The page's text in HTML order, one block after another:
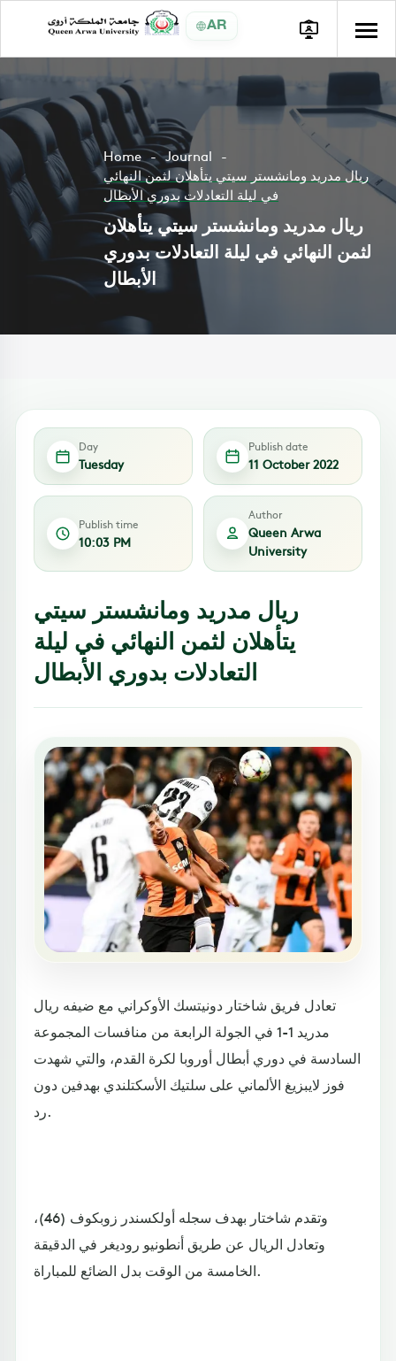
AR
Home
Journal
ريال مدريد ومانشستر سيتي يتأهلان لثمن النهائي
في ليلة التعادلات بدوري الأبطال
ريال مدريد ومانشستر سيتي يتأهلان
لثمن النهائي في ليلة التعادلات بدوري
الأبطال
Day
Tuesday
Publish date
11 October 2022
Publish time
10:03 PM
Author
Queen Arwa
University
ريال مدريد ومانشستر سيتي
يتأهلان لثمن النهائي في ليلة
التعادلات بدوري الأبطال
تعادل فريق شاختار دونيتسك الأوكراني مع ضيفه ريال
مدريد 1-1 في الجولة الرابعة من منافسات المجموعة
السادسة في دوري أبطال أوروبا لكرة القدم، والتي شهدت
فوز لايبزيغ الألماني على سلتيك الأسكتلندي بهدفين دون
رد.
وتقدم شاختار بهدف سجله أولكسندر زوبكوف (46)،
وتعادل الريال عن طريق أنطونيو روديغر في الدقيقة
الخامسة من الوقت بدل الضائع للمباراة.